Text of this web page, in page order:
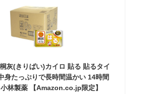
灰(きりばい)カイロ 貼る 貼るタイ
身たっぷりで長時間温かい 14時間
林製薬 【Amazon.co.jp限定】